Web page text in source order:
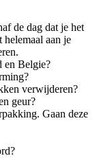
de dag dat je het
aan je
en Belgie?
verwijderen?
geur?
Gaan deze